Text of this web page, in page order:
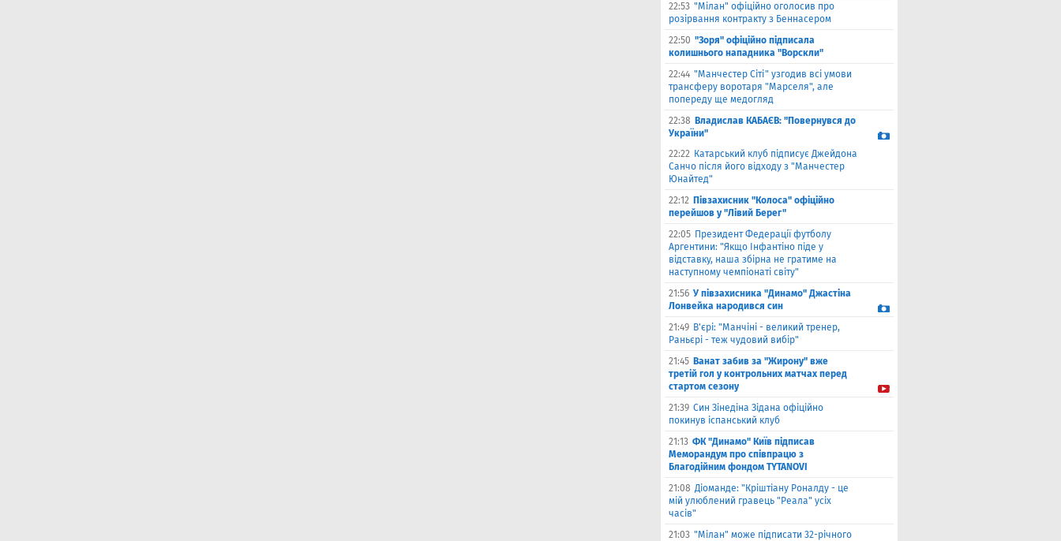
22:53 "Мілан" офіційно оголосив про
розірвання контракту з Беннасером
22:50 "Зоря" офіційно підписала
колишнього нападника "Ворскли"
22:44 "Манчестер Сіті" узгодив всі умови
трансферу воротаря "Марселя", але
попереду ще медогляд
22:38 Владислав КАБАЄВ: "Повернувся до
України"
22:22 Катарський клуб підписує Джейдона
Санчо після його відходу з "Манчестер
Юнайтед"
22:12 Півзахисник "Колоса" офіційно
перейшов у "Лівий Берег"
22:05 Президент Федерації футболу
Аргентини: "Якщо Інфантіно піде у
відставку, наша збірна не гратиме на
наступному чемпіонаті світу"
21:56 У півзахисника "Динамо" Джастіна
Лонвейка народився син
21:49 В'єрі: "Манчіні - великий тренер,
Раньєрі - теж чудовий вибір"
21:45 Ванат забив за "Жирону" вже
третій гол у контрольних матчах перед
стартом сезону
21:39 Син Зінедіна Зідана офіційно
покинув іспанський клуб
21:13 ФК "Динамо" Київ підписав
Меморандум про співпрацю з
Благодійним фондом TYTANOVI
21:08 Діоманде: "Кріштіану Роналду - це
мій улюблений гравець "Реала" усіх
часів"
21:03 "Мілан" може підписати 32-річного